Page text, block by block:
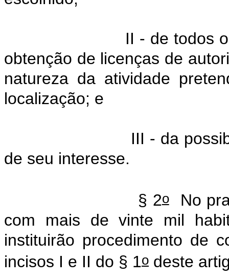
II - de todos
obtenção de licenças de
natureza da atividade
localização; e
III - da
de seu interesse.
§ 2oNo
com mais de vinte mil
instituirão procedimento de
incisos I e II do § 1o deste